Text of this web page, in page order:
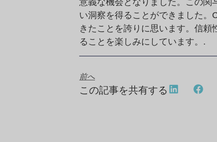
意義な機会となりました。この関
い洞察を得ることができました
きたことを誇りに思います。信
ることを楽しみにしています。.
前へ
この記事を共有する